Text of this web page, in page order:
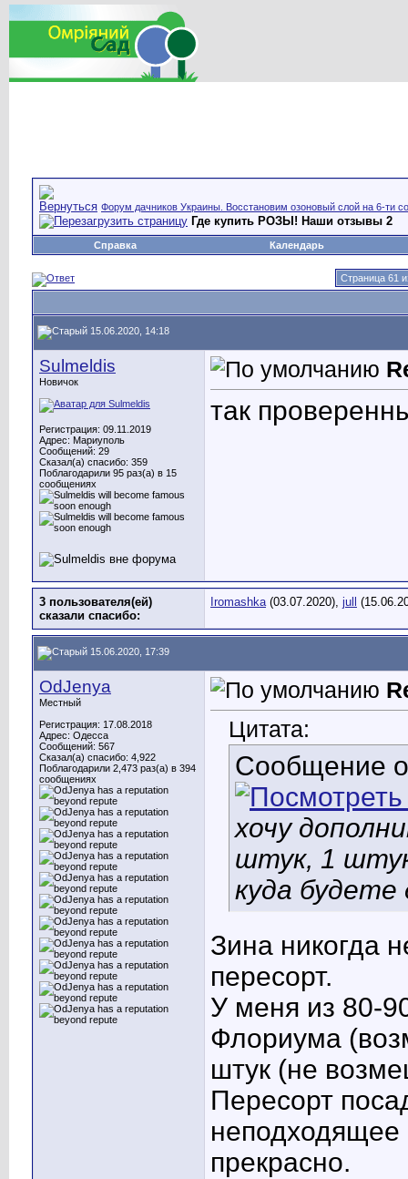
Форум дачников Украины. Восстановим озоновый слой на 6-ти
Где купить РОЗЫ! Наши отзывы 2
Справка Календарь
Страница 61
15.06.2020, 14:18
Sulmeldis
Новичок
Регистрация: 09.11.2019
Адрес: Мариуполь
Сообщений: 29
Сказал(а) спасибо: 359
Поблагодарили 95 раз(а) в 15
сообщениях
так
3 пользователя(ей)
сказали cпасибо:
Iromashka(03.07.2020), jull
15.06.2020, 17:39
OdJenya
Местный
Регистрация: 17.08.2018
Адрес: Одесса
Сообщений: 567
Сказал(а) спасибо: 4,922
Поблагодарили 2,473 раз(а) в 394
сообщениях
Цитата:
Сообщение
хочу
штук, 1
куда
Зина никогда
пересорт.
У меня из 80-
Флориума
штук (не
Пересорт
неподходящее
прекрасно.